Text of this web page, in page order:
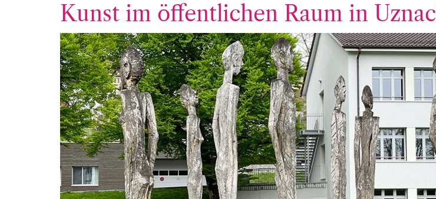
Kunst im öffentlichen Raum in